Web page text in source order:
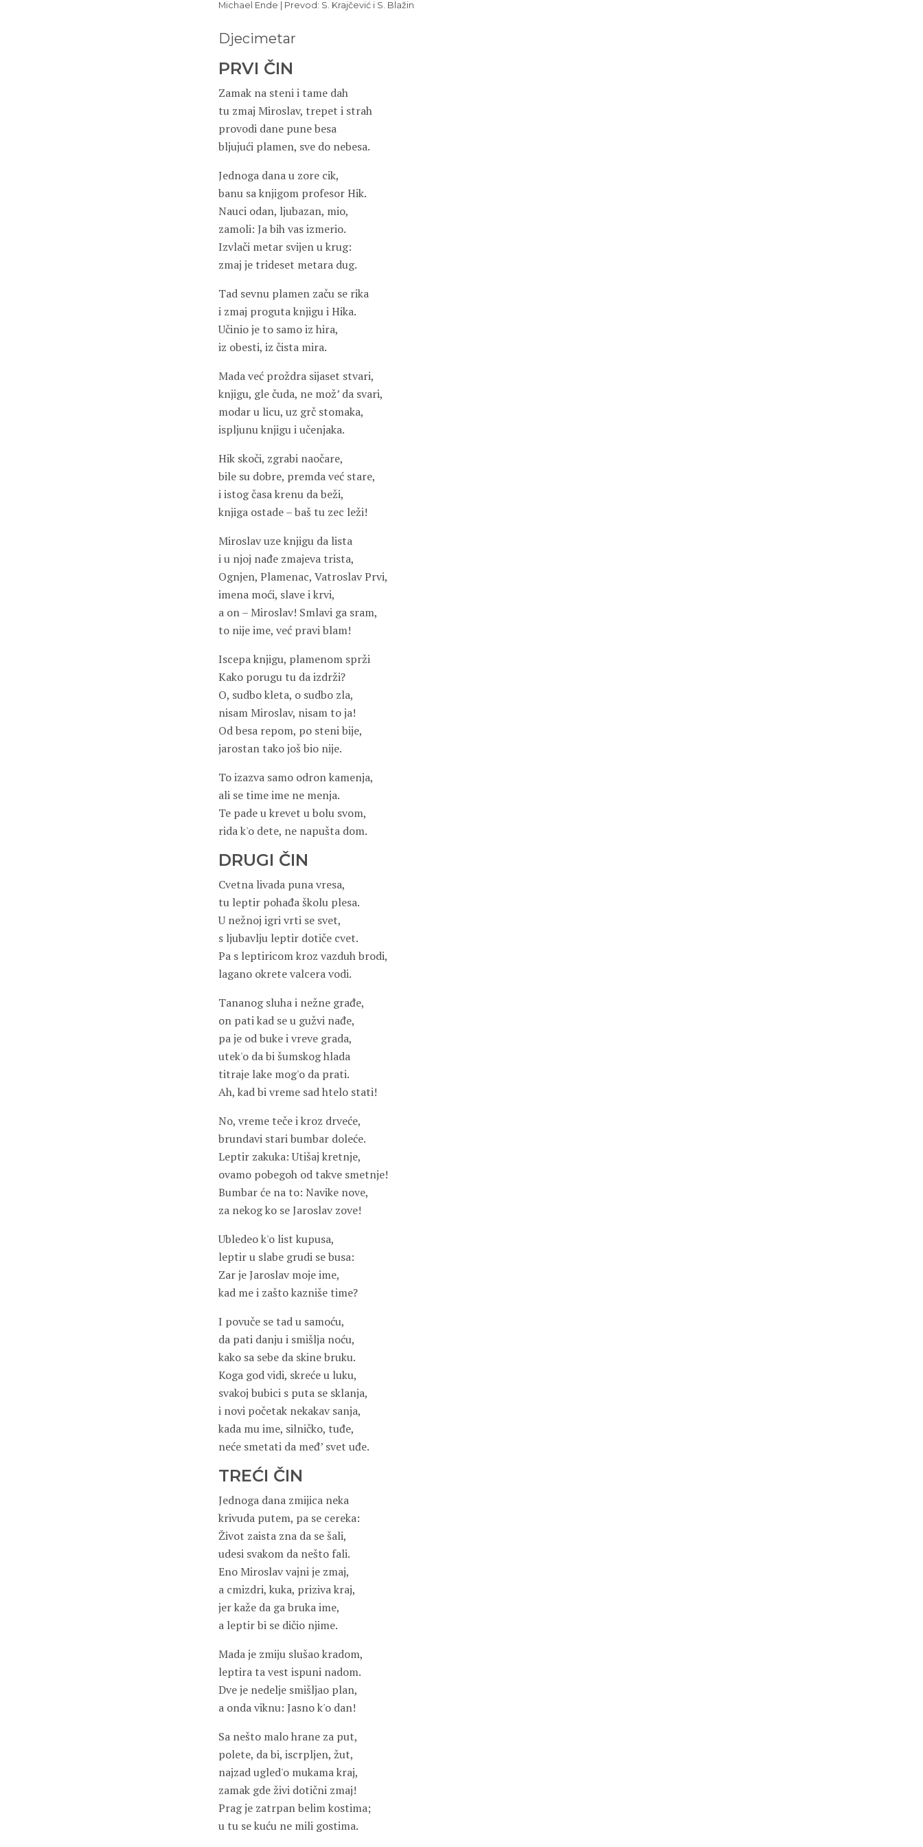
Michael Ende | Prevod: S. Krajčević i S. Blažin
Djecimetar
PRVI ČIN
Zamak na steni i tame dah
tu zmaj Miroslav, trepet i strah
provodi dane pune besa
bljujući plamen, sve do nebesa.
Jednoga dana u zore cik,
banu sa knjigom profesor Hik.
Nauci odan, ljubazan, mio,
zamoli: Ja bih vas izmerio.
Izvlači metar svijen u krug:
zmaj je trideset metara dug.
Tad sevnu plamen začu se rika
i zmaj proguta knjigu i Hika.
Učinio je to samo iz hira,
iz obesti, iz čista mira.
Mada već proždra sijaset stvari,
knjigu, gle čuda, ne mož’ da svari,
modar u licu, uz grč stomaka,
ispljunu knjigu i učenjaka.
Hik skoči, zgrabi naočare,
bile su dobre, premda već stare,
i istog časa krenu da beži,
knjiga ostade – baš tu zec leži!
Miroslav uze knjigu da lista
i u njoj nađe zmajeva trista,
Ognjen, Plamenac, Vatroslav Prvi,
imena moći, slave i krvi,
a on – Miroslav! Smlavi ga sram,
to nije ime, već pravi blam!
Iscepa knjigu, plamenom sprži
Kako porugu tu da izdrži?
O, sudbo kleta, o sudbo zla,
nisam Miroslav, nisam to ja!
Od besa repom, po steni bije,
jarostan tako još bio nije.
To izazva samo odron kamenja,
ali se time ime ne menja.
Te pade u krevet u bolu svom,
rida k'o dete, ne napušta dom.
DRUGI ČIN
Cvetna livada puna vresa,
tu leptir pohađa školu plesa.
U nežnoj igri vrti se svet,
s ljubavlju leptir dotiče cvet.
Pa s leptiricom kroz vazduh brodi,
lagano okrete valcera vodi.
Tananog sluha i nežne građe,
on pati kad se u gužvi nađe,
pa je od buke i vreve grada,
utek'o da bi šumskog hlada
titraje lake mog'o da prati.
Ah, kad bi vreme sad htelo stati!
No, vreme teče i kroz drveće,
brundavi stari bumbar doleće.
Leptir zakuka: Utišaj kretnje,
ovamo pobegoh od takve smetnje!
Bumbar će na to: Navike nove,
za nekog ko se Jaroslav zove!
Ubledeo k'o list kupusa,
leptir u slabe grudi se busa:
Zar je Jaroslav moje ime,
kad me i zašto kazniše time?
I povuče se tad u samoću,
da pati danju i smišlja noću,
kako sa sebe da skine bruku.
Koga god vidi, skreće u luku,
svakoj bubici s puta se sklanja,
i novi početak nekakav sanja,
kada mu ime, silničko, tuđe,
neće smetati da međ’ svet uđe.
TREĆI ČIN
Jednoga dana zmijica neka
krivuda putem, pa se cereka:
Život zaista zna da se šali,
udesi svakom da nešto fali.
Eno Miroslav vajni je zmaj,
a cmizdri, kuka, priziva kraj,
jer kaže da ga bruka ime,
a leptir bi se dičio njime.
Mada je zmiju slušao kradom,
leptira ta vest ispuni nadom.
Dve je nedelje smišljao plan,
a onda viknu: Jasno k'o dan!
Sa nešto malo hrane za put,
polete, da bi, iscrpljen, žut,
najzad ugled'o mukama kraj,
zamak gde živi dotični zmaj!
Prag je zatrpan belim kostima;
u tu se kuću ne mili gostima.